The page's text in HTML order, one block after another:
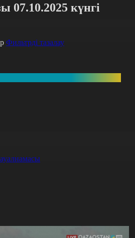
07.10.2025 күнгі
Фильтрді тазалау